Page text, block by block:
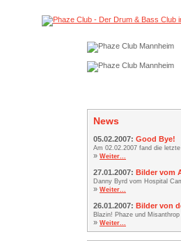
News
05.02.2007: Good Bye!
Am 02.02.2007 fand die
» Weiter...
27.01.2007: Bilder vom
Danny Byrd vom Hospital
» Weiter...
26.01.2007: Bilder von
Blazin! Phaze und
» Weiter...